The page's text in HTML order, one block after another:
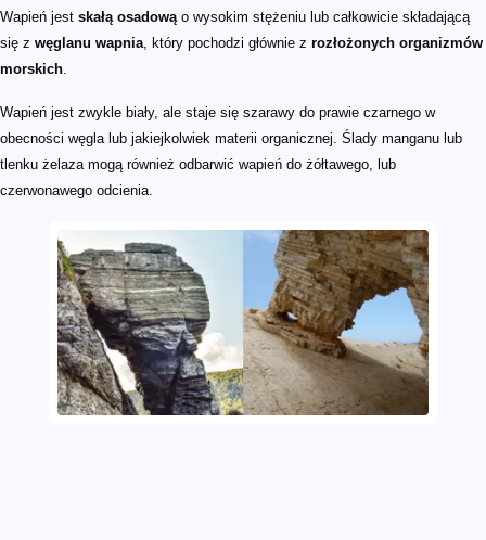
Wapień jest skałą osadowąo wysokim stężeniu lub całkowicie składającą
się z węglanu wapnia, który pochodzi głównie z rozłożonych organizmów
morskich.
Wapień jest zwykle biały, ale staje się szarawy do prawie czarnego w
obecności węgla lub jakiejkolwiek materii organicznej. Ślady manganu lub
tlenku żelaza mogą również odbarwić wapień do żółtawego, lub
czerwonawego odcienia.